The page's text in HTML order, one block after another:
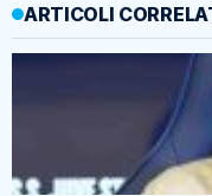
ARTICOLI